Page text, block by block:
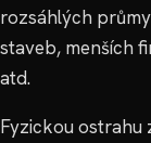
rozsáhlých
staveb, menších
atd.
Fyzickou ostrahu